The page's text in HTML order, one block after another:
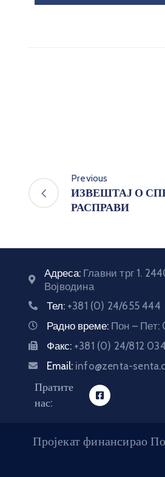
Previous
ИЗВЕШТАЈ О
РАСПРАВИ
Адреса: Главни трг 1.
Војводина
Тел: +381 (0) 24/655 444
Радно време: Пон – Пет:
Факс: +381 (0) 24/812 034
Email: info@zenta-
Пратите
нас:
Пројекат финансирао